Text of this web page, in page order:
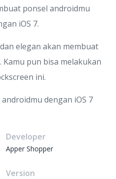
ponsel androidmu
iOS 7.
elegan akan membuat
pun bisa melakukan
ini.
dengan iOS 7
Developer
Apper Shopper
Version